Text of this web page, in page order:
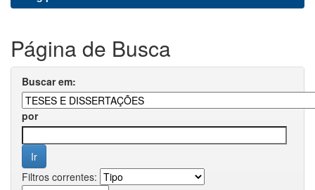
Página de Busca
Buscar em:
por
Filtros correntes: